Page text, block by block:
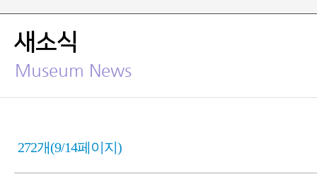
새소식
Museum News
272개(9/14페이지)